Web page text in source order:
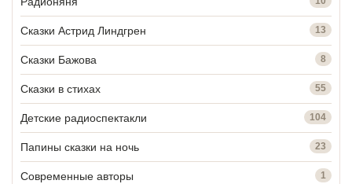
Сказки Астрид Линдгрен 13
Сказки Бажова 8
Сказки в стихах 55
Детские радиоспектакли 104
Папины сказки на ночь 23
Современные авторы 1